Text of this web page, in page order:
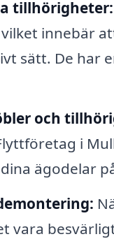
tillhörigheter:
innebär
sätt. De har
och
i
ägodelar
vara